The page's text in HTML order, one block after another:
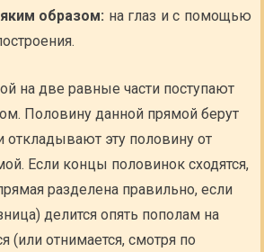
образом: на глаз и с помощью
на две равные части поступают
Половину данной прямой берут
откладывают эту половину от
Если концы половинок сходятся,
разделена правильно, если
делится опять пополам на
(или отнимается, смотря по